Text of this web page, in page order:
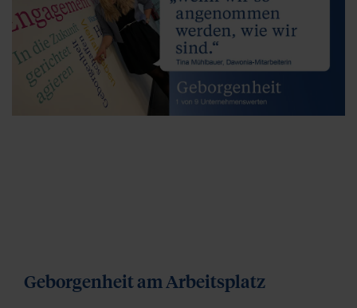
Geborgenheit am Arbeitsplatz